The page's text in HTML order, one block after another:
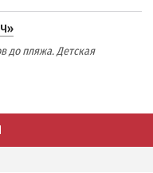
до пляжа. Детская